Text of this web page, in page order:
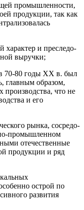
промышленности,
продукции, так как
характер и преследо­
выручки;
70-80 годы XX в. был
главным образом,
производства, что не
и его
рынка, сосредо­
промышленном
отечественные
продукции и ряд
острой по
развития